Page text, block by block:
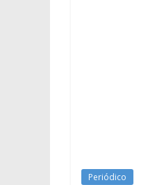
Periódico